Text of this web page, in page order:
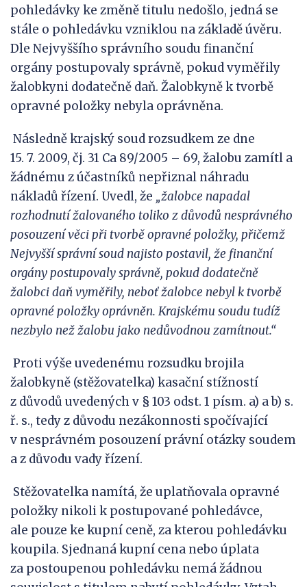
pohledávky ke změně titulu nedošlo, jedná se
stále o pohledávku vzniklou na základě úvěru.
Dle Nejvyššího správního soudu finanční
orgány postupovaly správně, pokud vyměřily
žalobkyni dodatečně daň. Žalobkyně k tvorbě
opravné položky nebyla oprávněna.
Následně krajský soud rozsudkem ze dne
15. 7. 2009, čj. 31 Ca 89/2005 – 69, žalobu zamítl a
žádnému z účastníků nepřiznal náhradu
nákladů řízení. Uvedl, že „žalobce napadal
rozhodnutí žalovaného toliko zdůvodů nesprávného
posouzení věci při tvorbě opravné položky, přičemž
Nejvyšší správní soud najisto postavil, že finanční
orgány postupovaly správně, pokud dodatečně
žalobci daň vyměřily, neboť žalobce nebyl k tvorbě
opravné položky oprávněn. Krajskému soudu tudíž
nezbylo než žalobu jako nedůvodnou zamítnout.“
Proti výše uvedenému rozsudku brojila
žalobkyně (stěžovatelka) kasační stížností
z důvodů uvedených v § 103 odst. 1 písm. a) a b) s.
ř. s., tedy z důvodu nezákonnosti spočívající
v nesprávném posouzení právní otázky soudem
a z důvodu vady řízení.
Stěžovatelka namítá, že uplatňovala opravné
položky nikoli k postupované pohledávce,
ale pouze ke kupní ceně, za kterou pohledávku
koupila. Sjednaná kupní cena nebo úplata
za postoupenou pohledávku nemá žádnou